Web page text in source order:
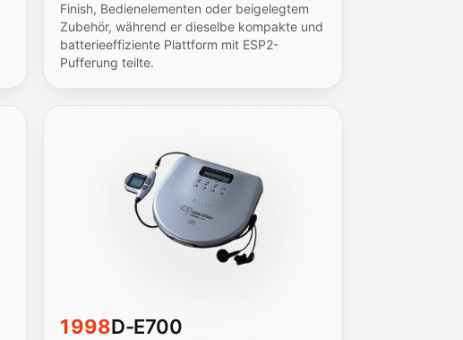
Finish, Bedienelementen oder beigelegtem
Zubehör, während er dieselbe kompakte und
batterieeffiziente Plattform mit ESP2-
Pufferung teilte.
1998D-E700